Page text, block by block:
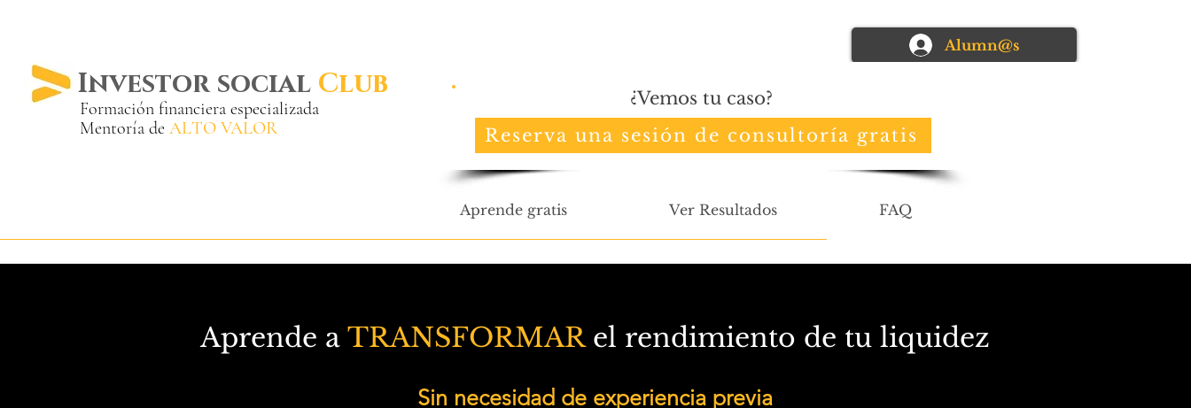
Alumn@s
Investor social Club
Formación financiera especializada
Mentoría de ALTO VALOR
¿Vemos tu caso?
Reserva una sesión de consultoría gratis
Aprende gratis Ver Resultados FAQ
Aprende a TRANSFORMARel rendimiento de tu liquidez
Sin necesidad de experiencia previa